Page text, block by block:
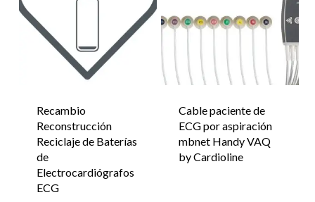
Recambio
Reconstrucción
Reciclaje de Baterías
de
Electrocardiógrafos
ECG
Cable paciente de
ECG por aspiración
mbnet Handy VAQ
by Cardioline